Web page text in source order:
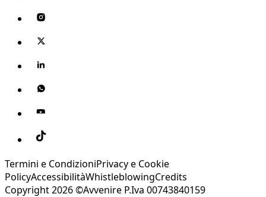
Termini e CondizioniPrivacy e Cookie
PolicyAccessibilitàWhistleblowingCredits
Copyright 2026 ©Avvenire P.Iva 00743840159